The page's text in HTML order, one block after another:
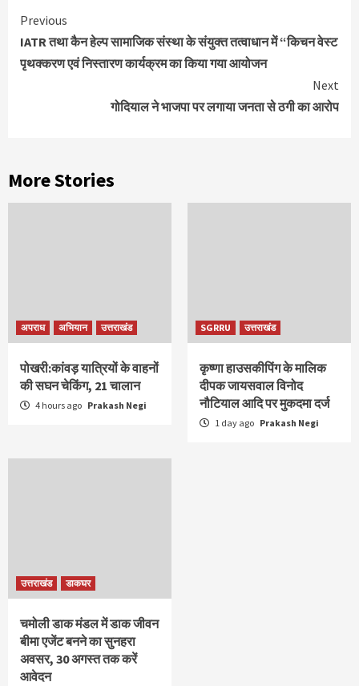
Continue
Reading
Previous
IATR तथा कैन हेल्प सामाजिक संस्था के संयुक्त तत्वाधान में “किचन वेस्ट
पृथक्करण एवं निस्तारण कार्यक्रम का किया गया आयोजन
Next
गोदियाल ने भाजपा पर लगाया जनता से ठगी का आरोप
More Stories
अपराध अभियान उत्तराखंड
पोखरी:कांवड़ यात्रियों के वाहनों
की सघन चेकिंग, 21 चालान
4 hours ago Prakash Negi
SGRRU उत्तराखंड
कृष्णा हाउसकीपिंग के मालिक
दीपक जायसवाल विनोद
नौटियाल आदि पर मुकदमा दर्ज
1 day ago Prakash Negi
उत्तराखंड डाकघर
चमोली डाक मंडल में डाक जीवन
बीमा एजेंट बनने का सुनहरा
अवसर, 30 अगस्त तक करें
आवेदन